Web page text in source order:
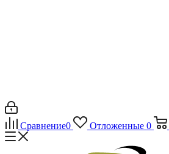
Сравнение0 Отложенные 0